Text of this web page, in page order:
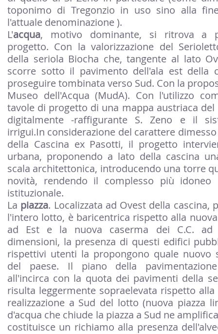
toponimo di Tregonzio in uso sino alla
l'attuale denominazione ).
L'acqua, motivo dominante, si ritrova a
progetto. Con la valorizzazione del
della seriola Biocha che, tangente al lato
scorre sotto il pavimento dell'ala est della
proseguire tombinata verso Sud. Con la
Museo dell'Acqua (MudA). Con l'utilizzo
tavole di progetto di una mappa austriaca del
digitalmente -raffigurante S. Zeno e il
irrigui.In considerazione del carattere
della Cascina ex Pasotti, il progetto
urbana, proponendo a lato della cascina
scala architettonica, introducendo una torre
novità, rendendo il complesso più
istituzionale.
La piazza. Localizzata ad Ovest della cascina,
l'intero lotto, è baricentrica rispetto alla
ad Est e la nuova caserma dei C.C. ad
dimensioni, la presenza di questi edifici
rispettivi utenti la propongono quale nuovo
del paese. Il piano della
all'incirca con la quota dei pavimenti della
risulta leggermente sopraelevata rispetto
realizzazione a Sud del lotto (nuova piazza
d'acqua che chiude la piazza a Sud ne
costituisce un richiamo alla presenza